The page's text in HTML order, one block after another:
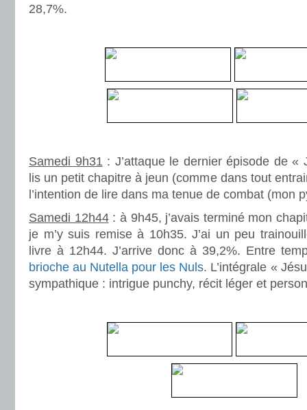
28,7%.
Samedi 9h31 : J’attaque le dernier épisode de «
lis un petit chapitre à jeun (comme dans tout
l’intention de lire dans ma tenue de combat (mon
Samedi 12h44: à 9h45, j’avais terminé mon
je m’y suis remise à 10h35. J’ai un peu
livre à 12h44. J’arrive donc à 39,2%. Entre
brioche au Nutella pour les Nuls. L’intégrale «
sympathique : intrigue punchy, récit léger et